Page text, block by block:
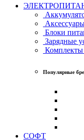
Блоки
Зарядные
Комплекты
Популярные
СОФТ